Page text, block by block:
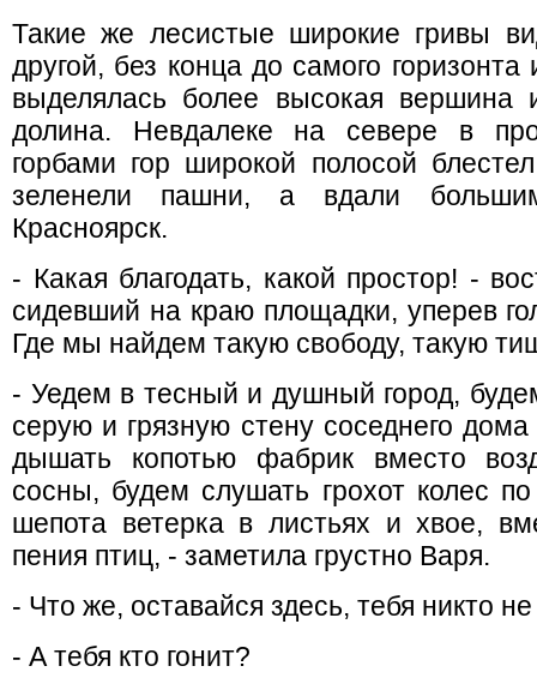
Такие же лесистые широкие гривы
другой, без конца до самого
выделялась более высокая вершина
долина. Невдалеке на севере в
горбами гор широкой полосой
зеленели пашни, а вдали
Красноярск.
- Какая благодать, какой простор! -
сидевший на краю площадки, уперев
Где мы найдем такую свободу, такую
- Уедем в тесный и душный город,
серую и грязную стену соседнего
дышать копотью фабрик вместо
сосны, будем слушать грохот колес
шепота ветерка в листьях и хвое,
пения птиц, - заметила грустно Варя.
- Что же, оставайся здесь, тебя никто не
- А тебя кто гонит?